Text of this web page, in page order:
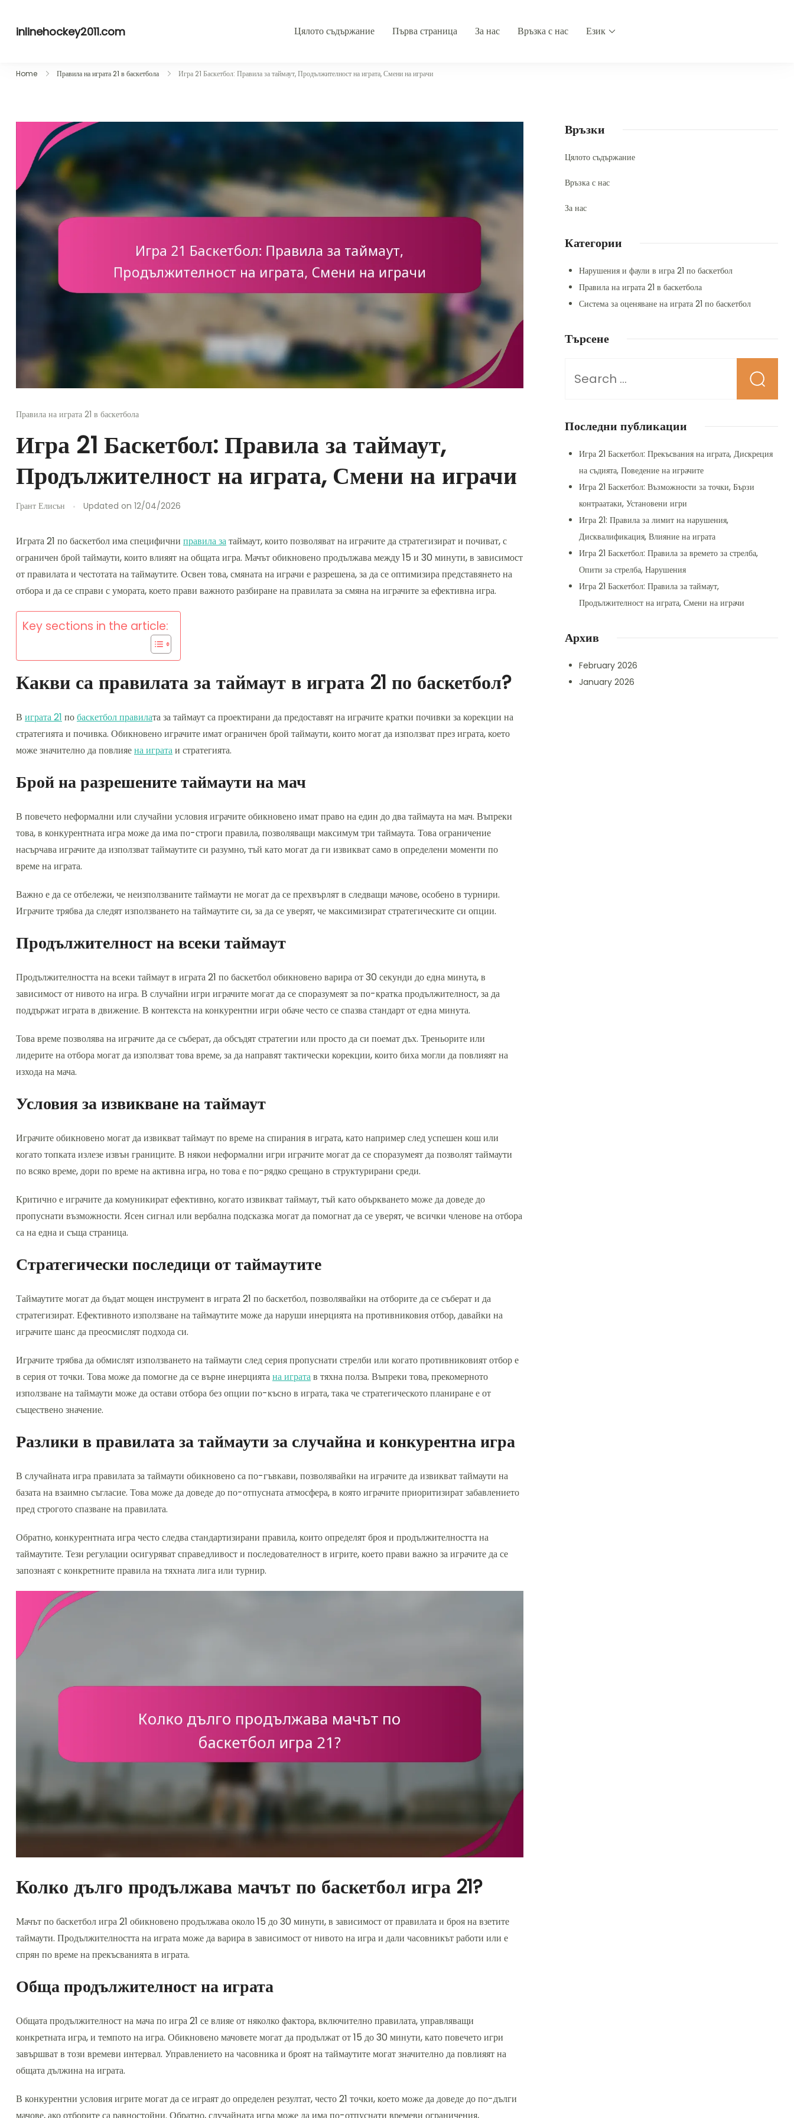
inlinehockey2011.com Цялото съдържание Първа страница За нас Връзка с нас Език
Home Правила на играта 21 в баскетбола Игра 21 Баскетбол: Правила за таймаут, Продължителност на играта, Смени на играчи
Правила на играта 21 в баскетбола
Игра 21 Баскетбол: Правила за таймаут,
Продължителност на играта, Смени на играчи
Грант Елисън Updated on 12/04/2026
Играта 21 по баскетбол има специфични правила затаймаут, които позволяват на играчите да стратегизират и почиват, с
ограничен брой таймаути, които влияят на общата игра. Мачът обикновено продължава между 15 и 30 минути, в зависимост
от правилата и честотата на таймаутите. Освен това, смяната на играчи е разрешена, за да се оптимизира представянето на
отбора и да се справи с умората, което прави важното разбиране на правилата за смяна на играчите за ефективна игра.
Key sections in the article:
Какви са правилата за таймаут в играта 21 по баскетбол?
В играта 21 побаскетбол правилата за таймаут са проектирани да предоставят на играчите кратки почивки за корекции на
стратегията и почивка. Обикновено играчите имат ограничен брой таймаути, които могат да използват през играта, което
може значително да повлияена игратаи стратегията.
Брой на разрешените таймаути на мач
В повечето неформални или случайни условия играчите обикновено имат право на един до два таймаута на мач. Въпреки
това, в конкурентната игра може да има по-строги правила, позволяващи максимум три таймаута. Това ограничение
насърчава играчите да използват таймаутите си разумно, тъй като могат да ги извикват само в определени моменти по
време на играта.
Важно е да се отбележи, че неизползваните таймаути не могат да се прехвърлят в следващи мачове, особено в турнири.
Играчите трябва да следят използването на таймаутите си, за да се уверят, че максимизират стратегическите си опции.
Продължителност на всеки таймаут
Продължителността на всеки таймаут в играта 21 по баскетбол обикновено варира от 30 секунди до една минута, в
зависимост от нивото на игра. В случайни игри играчите могат да се споразумеят за по-кратка продължителност, за да
поддържат играта в движение. В контекста на конкурентни игри обаче често се спазва стандарт от една минута.
Това време позволява на играчите да се съберат, да обсъдят стратегии или просто да си поемат дъх. Треньорите или
лидерите на отбора могат да използват това време, за да направят тактически корекции, които биха могли да повлияят на
изхода на мача.
Условия за извикване на таймаут
Играчите обикновено могат да извикват таймаут по време на спирания в играта, като например след успешен кош или
когато топката излезе извън границите. В някои неформални игри играчите могат да се споразумеят да позволят таймаути
по всяко време, дори по време на активна игра, но това е по-рядко срещано в структурирани среди.
Критично е играчите да комуникират ефективно, когато извикват таймаут, тъй като объркването може да доведе до
пропуснати възможности. Ясен сигнал или вербална подсказка могат да помогнат да се уверят, че всички членове на отбора
са на една и съща страница.
Стратегически последици от таймаутите
Таймаутите могат да бъдат мощен инструмент в играта 21 по баскетбол, позволявайки на отборите да се съберат и да
стратегизират. Ефективното използване на таймаутите може да наруши инерцията на противниковия отбор, давайки на
играчите шанс да преосмислят подхода си.
Играчите трябва да обмислят използването на таймаути след серия пропуснати стрелби или когато противниковият отбор е
в серия от точки. Това може да помогне да се върне инерциятана игратав тяхна полза. Въпреки това, прекомерното
използване на таймаути може да остави отбора без опции по-късно в играта, така че стратегическото планиране е от
съществено значение.
Разлики в правилата за таймаути за случайна и конкурентна игра
В случайната игра правилата за таймаути обикновено са по-гъвкави, позволявайки на играчите да извикват таймаути на
базата на взаимно съгласие. Това може да доведе до по-отпусната атмосфера, в която играчите приоритизират забавлението
пред строгото спазване на правилата.
Обратно, конкурентната игра често следва стандартизирани правила, които определят броя и продължителността на
таймаутите. Тези регулации осигуряват справедливост и последователност в игрите, което прави важно за играчите да се
запознаят с конкретните правила на тяхната лига или турнир.
Колко дълго продължава мачът по баскетбол игра 21?
Мачът по баскетбол игра 21 обикновено продължава около 15 до 30 минути, в зависимост от правилата и броя на взетите
таймаути. Продължителността на играта може да варира в зависимост от нивото на игра и дали часовникът работи или е
спрян по време на прекъсванията в играта.
Обща продължителност на играта
Общата продължителност на мача по игра 21 се влияе от няколко фактора, включително правилата, управляващи
конкретната игра, и темпото на игра. Обикновено мачовете могат да продължат от 15 до 30 минути, като повечето игри
завършват в този времеви интервал. Управлението на часовника и броят на таймаутите могат значително да повлияят на
общата дължина на играта.
В конкурентни условия игрите могат да се играят до определен резултат, често 21 точки, което може да доведе до по-дълги
мачове, ако отборите са равностойни. Обратно, случайната игра може да има по-отпуснати времеви ограничения,
Връзки
Цялото съдържание
Връзка с нас
За нас
Категории
Нарушения и фаули в игра 21 по баскетбол
Правила на играта 21 в баскетбола
Система за оценяване на играта 21 по баскетбол
Търсене
for
Последни публикации
Игра 21 Баскетбол: Прекъсвания на играта, Дискреция
на съдията, Поведение на играчите
Игра 21 Баскетбол: Възможности за точки, Бързи
контраатаки, Установени игри
Игра 21: Правила за лимит на нарушения,
Дисквалификация, Влияние на играта
Игра 21 Баскетбол: Правила за времето за стрелба,
Опити за стрелба, Нарушения
Игра 21 Баскетбол: Правила за таймаут,
Продължителност на играта, Смени на играчи
Архив
February 2026
January 2026